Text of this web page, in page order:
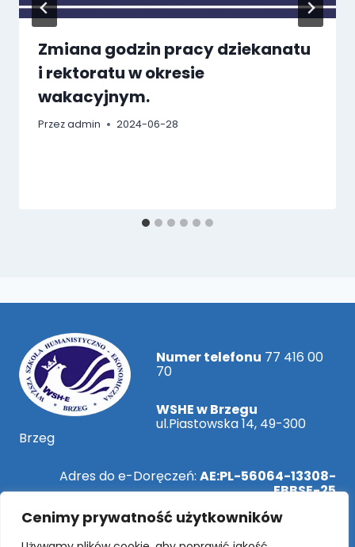
Cenimy prywatność użytkowników
Zmiana godzin pracy dziekanatu
i rektoratu w okresie
wakacyjnym.
Przezadmin 2024-06-28
Numer telefonu 77 416 00
70
WSHE w Brzegu
ul.Piastowska 14, 49-300
Brzeg
Adres do e-Doręczeń: AE:PL-56064-13308-
EBBSE-25
ePUAP: /WSHEBrzeg/SkrytkaESP